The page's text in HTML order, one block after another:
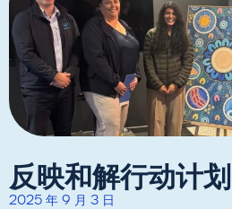
反映和解行动计划
2025 年 9 月 3 日